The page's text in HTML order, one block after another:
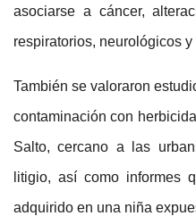
asociarse a cáncer,
respiratorios, neurológicos
También se valoraron
contaminación con
Salto, cercano a las
litigio, así como informes
adquirido en una niña